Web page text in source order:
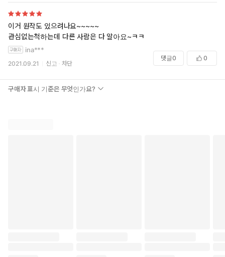
이거 원작도 있으려나요~~~~~
관심없는척하는데 다른 사람은 다 알아요~ㅋㅋ
ina***
2021.09.21 신고 차단
댓글0 0
구매자 표시 기준은 무엇인가요?